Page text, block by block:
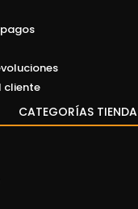
cliente
CATEGORÍAS TIENDA